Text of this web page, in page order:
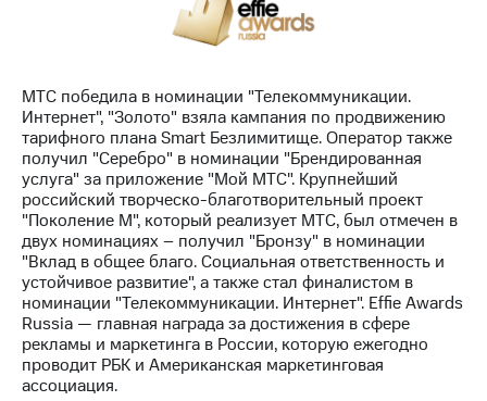
Достижения
Интервью
Финансовая
отчетность
Контакты
Новости
в
регионе
и акционерам
Корпоративное
МТС победила в номинации "Телекоммуникации.
Интернет", "Золото" взяла кампания по продвижению
тарифного плана Smart Безлимитище. Оператор также
получил "Серебро" в номинации "Брендированная
услуга" за приложение "Мой МТС". Крупнейший
российский творческо-благотворительный проект
"Поколение М", который реализует МТС, был отмечен в
двух номинациях – получил "Бронзу" в номинации
"Вклад в общее благо. Социальная ответственность и
устойчивое развитие", а также стал финалистом в
номинации "Телекоммуникации. Интернет". Effie Awards
Russia — главная награда за достижения в сфере
рекламы и маркетинга в России, которую ежегодно
проводит РБК и Американская маркетинговая
ассоциация.